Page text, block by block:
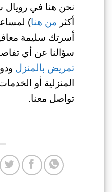
نحن هنا في
أكثر من هنا)
أسرتك سليمة
سؤالنا عن أي
تمريض بالمنزل
المنزلية أو
تواصل معنا.